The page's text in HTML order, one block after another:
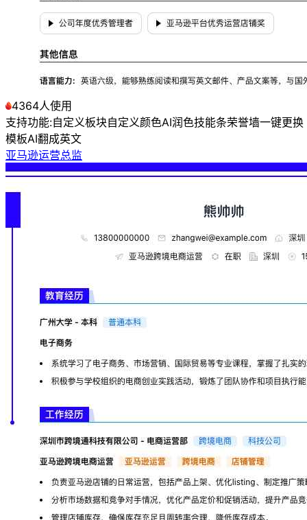
4364人使用
支持功能:自定义板块自定义颜色AI润色技能条荣誉墙一键更换
模板AI翻成英文
亚马逊运营总监